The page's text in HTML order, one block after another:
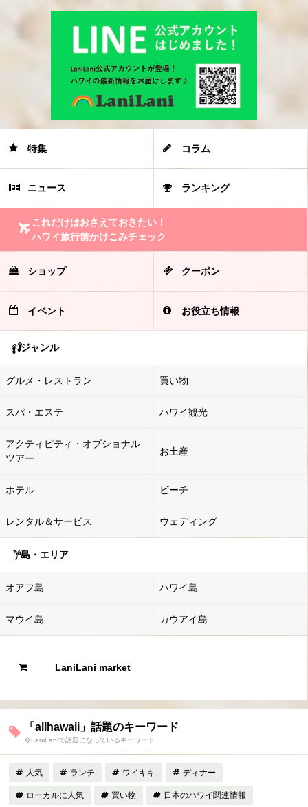
特集 コラム
ニュース ランキング
これだけはおさえておきたい！
ハワイ旅行前かけこみチェック
ショップ クーポン
イベント お役立ち情報
ジャンル
グルメ・レストラン 買い物
スパ・エステ ハワイ観光
アクティビティ・オプショナル
ツアー
お土産
ホテル ビーチ
レンタル＆サービス ウェディング
島・エリア
オアフ島 ハワイ島
マウイ島 カウアイ島
LaniLani market
「allhawaii」話題のキーワード
今LaniLaniで話題になっているキーワード
人気 ランチ ワイキキ ディナー
ローカルに人気 買い物 日本のハワイ関連情報